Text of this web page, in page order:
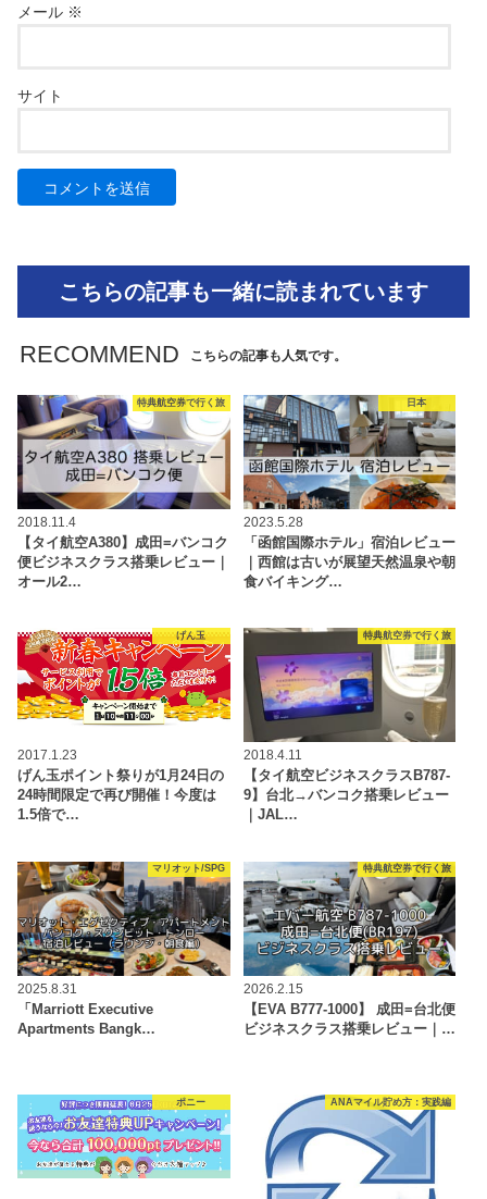
メール ※
サイト
こちらの記事も一緒に読まれています
RECOMMEND こちらの記事も人気です。
特典航空券で行く旅
2018.11.4
【タイ航空A380】成田=バンコク
便ビジネスクラス搭乗レビュー｜
オール2…
日本
2023.5.28
「函館国際ホテル」宿泊レビュー
｜西館は古いが展望天然温泉や朝
食バイキング…
げん玉
2017.1.23
げん玉ポイント祭りが1月24日の
24時間限定で再び開催！今度は
1.5倍で…
特典航空券で行く旅
2018.4.11
【タイ航空ビジネスクラスB787-
9】台北→バンコク搭乗レビュー
｜JAL…
マリオット/SPG
2025.8.31
「Marriott Executive
Apartments Bangk…
特典航空券で行く旅
2026.2.15
【EVA B777-1000】 成田=台北便
ビジネスクラス搭乗レビュー｜…
ポニー ANAマイル貯め方：実践編